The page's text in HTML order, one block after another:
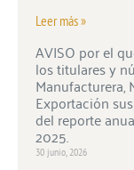
Leer más »
AVISO por el
los titulares y
Manufacturera,
Exportación
del reporte
2025.
30 junio, 2026